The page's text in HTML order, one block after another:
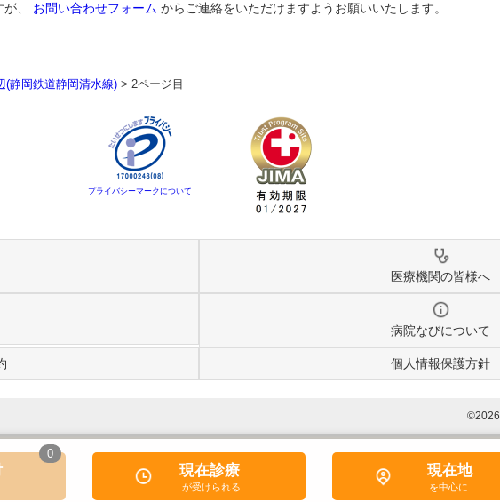
、 お問い合わせフォーム からご連絡をいただけますようお願いいたします。
(静岡鉄道静岡清水線) > 2ページ目
プライバシーマークについて
医療機関の皆様へ
病院なびについて
個人情報保護方針
©2026
0
現在診療 現在地